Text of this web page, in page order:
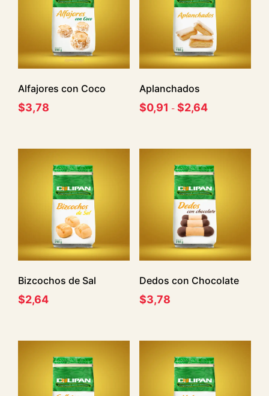
Alfajores con Coco
$3,78
Aplanchados
$0,91 - $2,64
Bizcochos de Sal
$2,64
Dedos con Chocolate
$3,78